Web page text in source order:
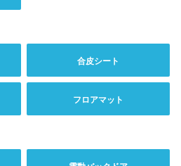
合皮シート
フロアマット